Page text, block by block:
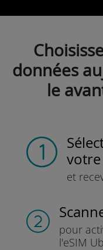
données
le
et
pour
l'eSIM